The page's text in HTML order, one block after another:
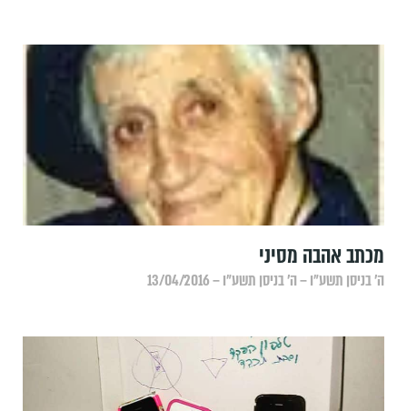
מכתב אהבה מסיני
ה׳ בניסן תשע״ו – ה׳ בניסן תשע״ו – 13/04/2016